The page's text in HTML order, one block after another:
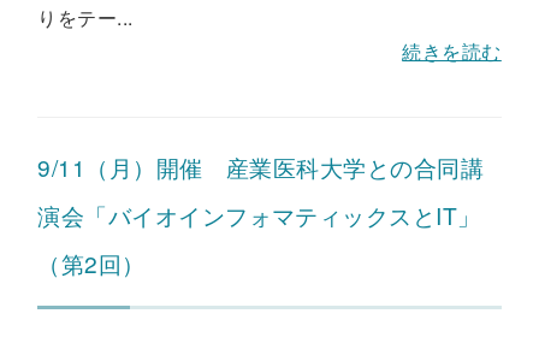
りをテー...
続きを読む
9/11（月）開催 産業医科大学との合同講
演会「バイオインフォマティックスとIT」
（第2回）